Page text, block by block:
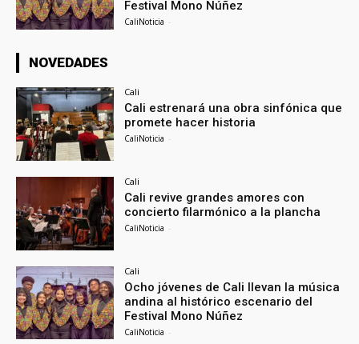
Festival Mono Núñez
CaliNoticia -
NOVEDADES
Cali
Cali estrenará una obra sinfónica que
promete hacer historia
CaliNoticia -
Cali
Cali revive grandes amores con
concierto filarmónico a la plancha
CaliNoticia -
Cali
Ocho jóvenes de Cali llevan la música
andina al histórico escenario del
Festival Mono Núñez
CaliNoticia -